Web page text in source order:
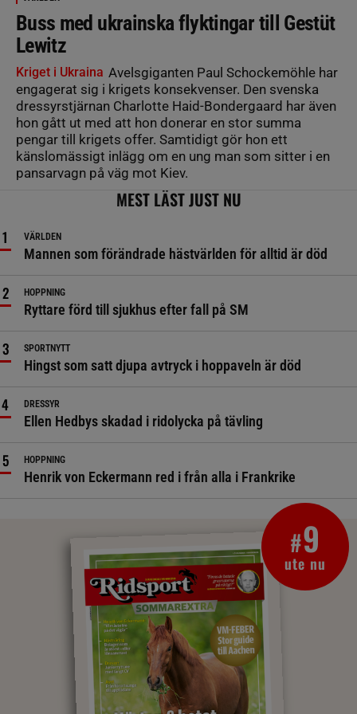
Buss med ukrainska flyktingar till Gestüt
Lewitz
Kriget i Ukraina Avelsgiganten Paul Schockemöhle har
engagerat sig i krigets konsekvenser. Den svenska
dressyrstjärnan Charlotte Haid-Bondergaard har även
hon gått ut med att hon donerar en stor summa
pengar till krigets offer. Samtidigt gör hon ett
känslomässigt inlägg om en ung man som sitter i en
pansarvagn på väg mot Kiev.
MEST LÄST JUST NU
VÄRLDEN
Mannen som förändrade hästvärlden för alltid är död
HOPPNING
Ryttare förd till sjukhus efter fall på SM
SPORTNYTT
Hingst som satt djupa avtryck i hoppaveln är död
DRESSYR
Ellen Hedbys skadad i ridolycka på tävling
HOPPNING
Henrik von Eckermann red i från alla i Frankrike
#9
ute nu